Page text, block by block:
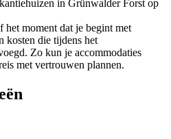
in Grünwalder Forst op
het moment dat je begint met
kosten die tijdens het
Zo kun je accommodaties
met vertrouwen plannen.